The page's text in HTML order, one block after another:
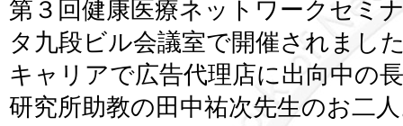
第３回健康医療ネットワークセミ
タ九段ビル会議室で開催されまし
キャリアで広告代理店に出向中の
研究所助教の田中祐次先生のお二